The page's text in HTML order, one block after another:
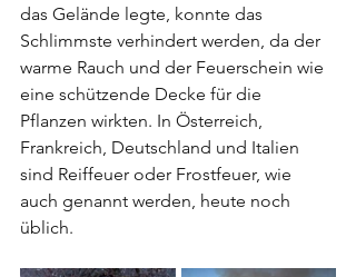
das Gelände legte, konnte das
Schlimmste verhindert werden, da der
warme Rauch und der Feuerschein wie
eine schützende Decke für die
Pflanzen wirkten. In Österreich,
Frankreich, Deutschland und Italien
sind Reiffeuer oder Frostfeuer, wie
auch genannt werden, heute noch
üblich.